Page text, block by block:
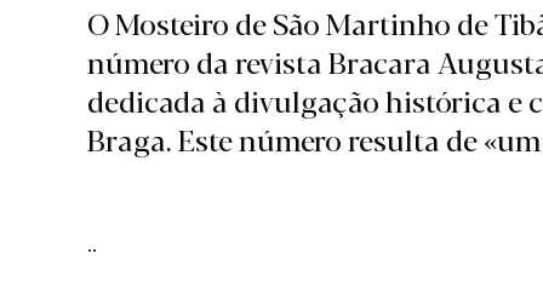
O Mosteiro de São Martinho de
número da revista Bracara
dedicada à divulgação histórica e
Braga. Este número resulta de
..